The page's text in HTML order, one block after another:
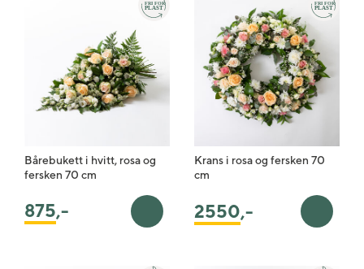
Bårebukett i hvitt, rosa og
fersken 70 cm
875,- Legg i handlekurv
Krans i rosa og fersken 70
cm
2550,- Legg i